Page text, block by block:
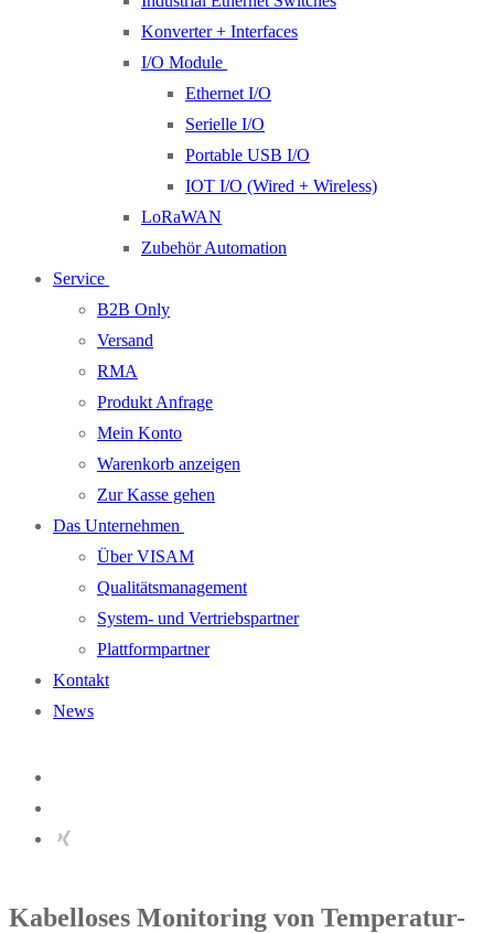
Konverter + Interfaces
I/O Module
Ethernet I/O
Serielle I/O
Portable USB I/O
IOT I/O (Wired + Wireless)
LoRaWAN
Zubehör Automation
Service
B2B Only
Versand
RMA
Produkt Anfrage
Mein Konto
Warenkorb anzeigen
Zur Kasse gehen
Das Unternehmen
Über VISAM
Qualitätsmanagement
System- und Vertriebspartner
Plattformpartner
Kontakt
News
Kabelloses Monitoring von Temperatur-